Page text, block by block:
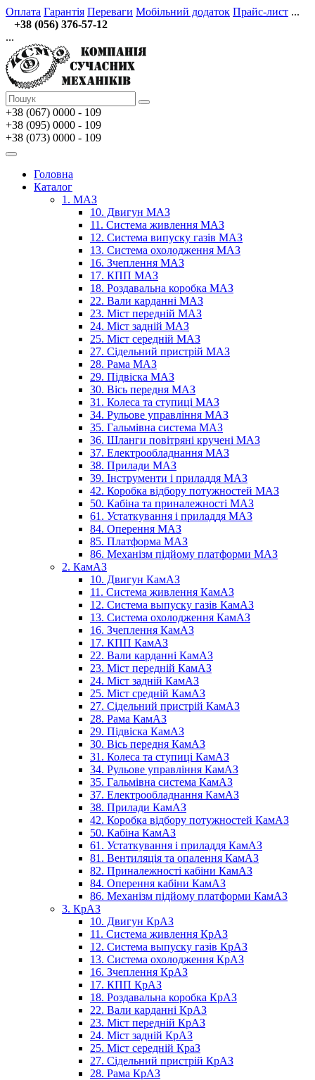
Оплата Гарантія Переваги Мобільний додаток Прайс-лист ...
+38 (056) 376-57-12
...
+38 (067) 0000 - 109
+38 (095) 0000 - 109
+38 (073) 0000 - 109
Головна
Каталог
1. МАЗ
10. Двигун МАЗ
11. Система живлення МАЗ
12. Система випуску газів МАЗ
13. Система охолодження МАЗ
16. Зчеплення МАЗ
17. КПП МАЗ
18. Роздавальна коробка МАЗ
22. Вали карданні МАЗ
23. Міст передній МАЗ
24. Міст задній МАЗ
25. Міст середній МАЗ
27. Сідельний пристрій МАЗ
28. Рама МАЗ
29. Підвіска МАЗ
30. Вісь передня МАЗ
31. Колеса та ступиці МАЗ
34. Рульове управління МАЗ
35. Гальмівна система МАЗ
36. Шланги повітряні кручені МАЗ
37. Електрообладнання МАЗ
38. Прилади МАЗ
39. Інструменти і приладдя МАЗ
42. Коробка відбору потужностей МАЗ
50. Кабіна та приналежності МАЗ
61. Устаткування і приладдя МАЗ
84. Оперення МАЗ
85. Платформа МАЗ
86. Механізм підйому платформи МАЗ
2. КамАЗ
10. Двигун КамАЗ
11. Система живлення КамАЗ
12. Система выпуску газів КамАЗ
13. Система охолодження КамАЗ
16. Зчеплення КамАЗ
17. КПП КамАЗ
22. Вали карданні КамАЗ
23. Міст передній КамАЗ
24. Міст задній КамАЗ
25. Міст средній КамАЗ
27. Сідельний пристрій КамАЗ
28. Рама КамАЗ
29. Підвіска КамАЗ
30. Вісь передня КамАЗ
31. Колеса та ступиці КамАЗ
34. Рульове управління КамАЗ
35. Гальмівна система КамАЗ
37. Електрообладнання КамАЗ
38. Прилади КамАЗ
42. Коробка відбору потужностей КамАЗ
50. Кабіна КамАЗ
61. Устаткування і приладдя КамАЗ
81. Вентиляція та опалення КамАЗ
82. Приналежності кабіни КамАЗ
84. Оперення кабіни КамАЗ
86. Механізм підйому платформи КамАЗ
3. КрАЗ
10. Двигун КрАЗ
11. Система живлення КрАЗ
12. Система выпуску газів КрАЗ
13. Система охолодження КрАЗ
16. Зчеплення КрАЗ
17. КПП КрАЗ
18. Роздавальна коробка КрАЗ
22. Вали карданні КрАЗ
23. Міст передній КрАЗ
24. Міст задній КрАЗ
25. Міст середній КраЗ
27. Сідельний пристрій КрАЗ
28. Рама КрАЗ